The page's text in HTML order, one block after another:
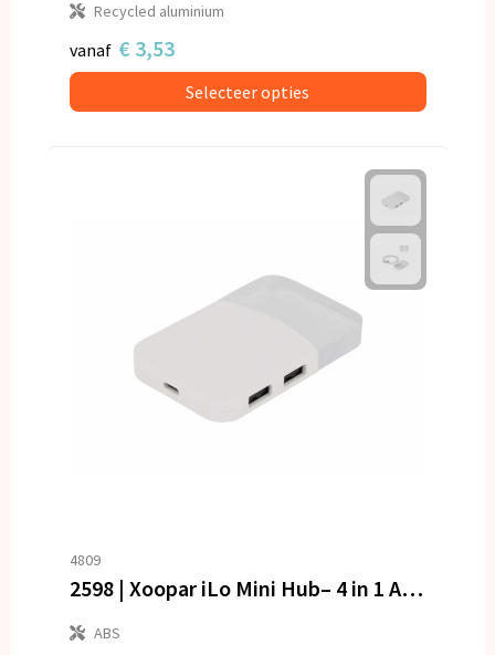
Recycled aluminium
vanaf € 3,53
Selecteer opties
4809
2598 | Xoopar iLo Mini Hub– 4 in 1 Adapter – USB 2.0 Data Transfer - Splitter
ABS